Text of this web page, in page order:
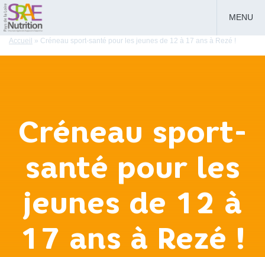
MENU
Accueil » Créneau sport-santé pour les jeunes de 12 à 17 ans à Rezé !
Créneau sport-
santé pour les
jeunes de 12 à
17 ans à Rezé !